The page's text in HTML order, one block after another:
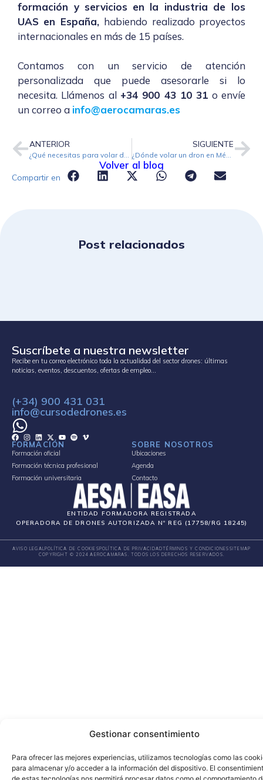
Gestionar consentimiento
Para ofrecer las mejores experiencias, utilizamos tecnologías como las
para almacenar y/o acceder a la información del dispositivo. El
formación y servicios en la industria de los
UAS en España, habiendo realizado proyectos
internacionales en más de 15 países.
Contamos con un servicio de atención
personalizada que puede asesorarle si lo
necesita. Llámenos al +34 900 43 10 31 o envíe
un correo a info@aerocamaras.es
ANTERIOR SIGUIENTE
Volver al blog
Compartir en
Post relacionados
Suscríbete a nuestra newsletter
Recibe en tu correo electrónico toda la actualidad del sector drones: últimas
noticias, eventos, descuentos, ofertas de empleo…
(+34) 900 431 031
info@cursodedrones.es
FORMACIÓN
Formación oficial
Formación técnica profesional
Formación universitaria
SOBRE NOSOTROS
Ubicaciones
Agenda
Contacto
ENTIDAD FORMADORA REGISTRADA
OPERADORA DE DRONES AUTORIZADA Nº REG (17758/RG 18245)
COPYRIGHT © 2024 AEROCAMARAS. TODOS LOS DERECHOS RESERVADOS.
AVISO LEGALPOLÍTICA DE COOKIESPOLÍTICA DE PRIVACIDADTÉRMINOS Y CONDICIONES SITEMAP